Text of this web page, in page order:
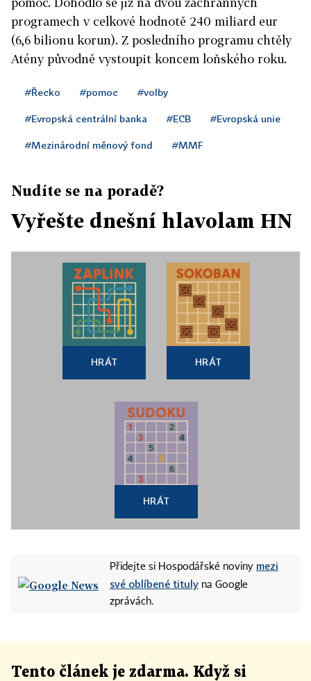
programech v celkové hodnotě 240 miliard eur
(6,6 bilionu korun). Z posledního programu chtěly
Atény původně vystoupit koncem loňského roku.
#Řecko #pomoc #volby
#Evropská centrální banka #ECB #Evropská unie
#Mezinárodní měnový fond #MMF
Nudíte se na poradě?
Vyřešte dnešní hlavolam HN
HRÁT HRÁT
HRÁT
Přidejte si Hospodářské noviny mezi
své oblíbené tituly na Google
zprávách.
Tento článek je zdarma. Když si